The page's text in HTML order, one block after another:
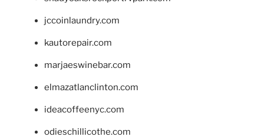
jccoinlaundry.com
kautorepair.com
marjaeswinebar.com
elmazatlanclinton.com
ideacoffeenyc.com
odieschillicothe.com